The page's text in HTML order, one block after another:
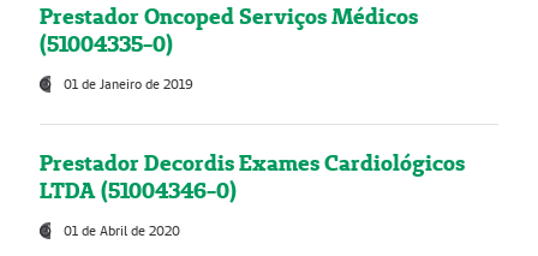
Prestador Oncoped Serviços Médicos
(51004335-0)
01 de Janeiro de 2019
Prestador Decordis Exames Cardiológicos
LTDA (51004346-0)
01 de Abril de 2020